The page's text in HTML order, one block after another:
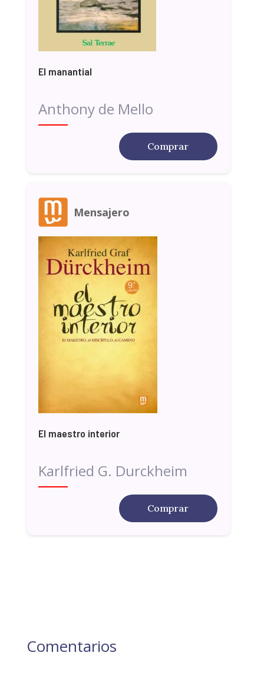
El manantial
Anthony de Mello
Comprar
Mensajero
El maestro interior
Karlfried G. Durckheim
Comprar
Comentarios